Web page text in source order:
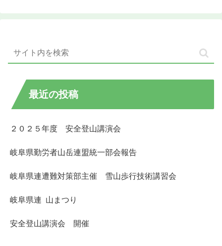
最近の投稿
２０２５年度 安全登山講演会
岐阜県勤労者山岳連盟統一部会報告
岐阜県連遭難対策部主催 雪山歩行技術講習会
岐阜県連 山まつり
安全登山講演会 開催